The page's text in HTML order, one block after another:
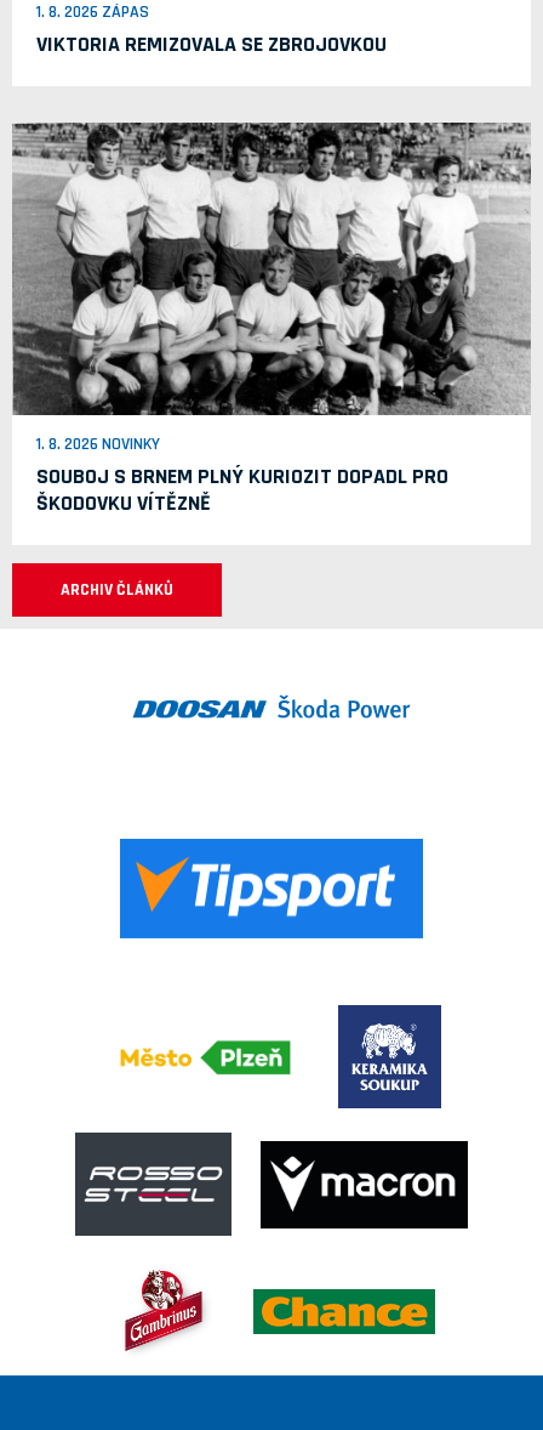
1. 8. 2026 ZÁPAS
VIKTORIA REMIZOVALA SE ZBROJOVKOU
1. 8. 2026 NOVINKY
SOUBOJ S BRNEM PLNÝ KURIOZIT DOPADL PRO
ŠKODOVKU VÍTĚZNĚ
ARCHIV ČLÁNKŮ